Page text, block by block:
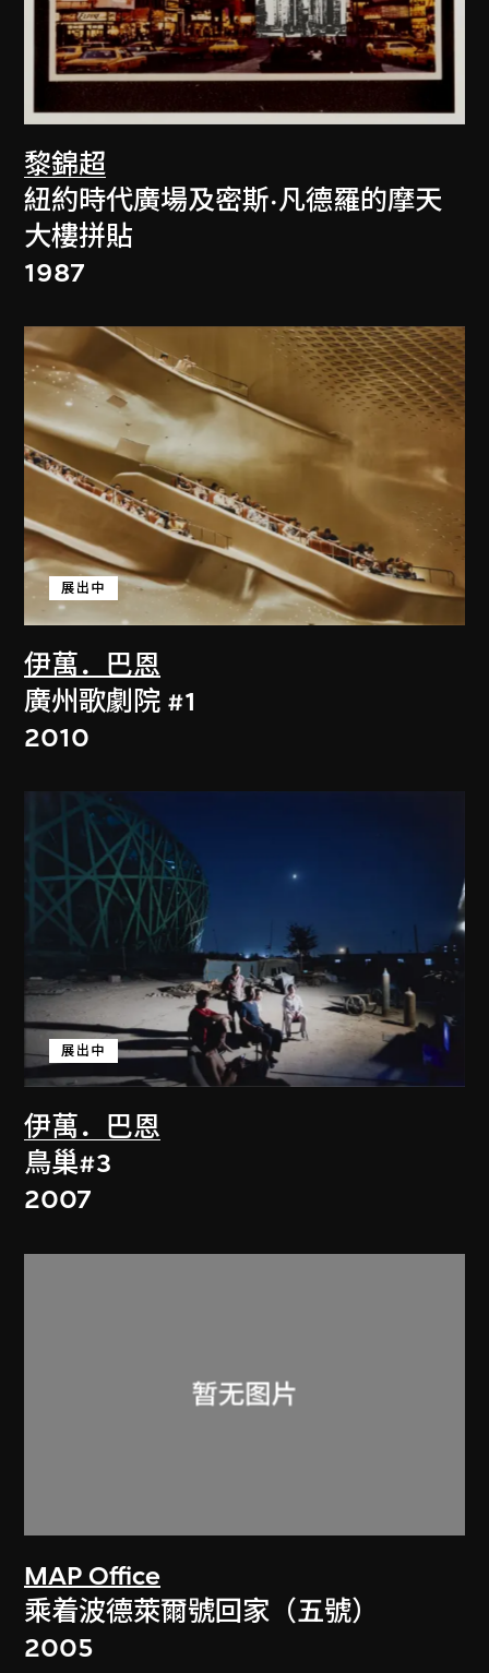
黎錦超
紐約時代廣場及密斯·凡德羅的摩天
大樓拼貼
1987
伊萬．巴恩
展出中
廣州歌劇院 #1
2010
伊萬．巴恩
展出中
鳥巢#3
2007
MAP Office
乘着波德萊爾號回家（五號）
2005